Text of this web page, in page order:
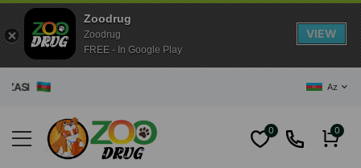
Az
0 0
Zoodrug
Zoodrug
FREE - In Google Play
VIEW